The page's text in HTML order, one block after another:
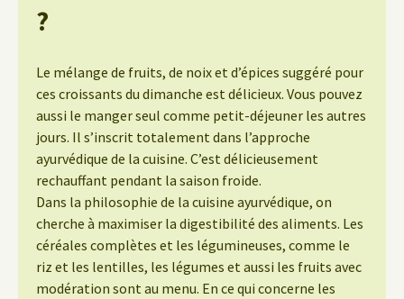
?
Le mélange de fruits, de noix et d’épices suggéré pour
ces croissants du dimanche est délicieux. Vous pouvez
aussi le manger seul comme petit-déjeuner les autres
jours. Il s’inscrit totalement dans l’approche
ayurvédique de la cuisine. C’est délicieusement
rechauffant pendant la saison froide.
Dans la philosophie de la cuisine ayurvédique, on
cherche à maximiser la digestibilité des aliments. Les
céréales complètes et les légumineuses, comme le
riz et les lentilles, les légumes et aussi les fruits avec
modération sont au menu. En ce qui concerne les